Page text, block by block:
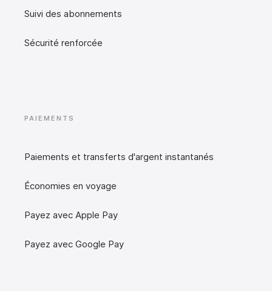
Suivi des abonnements
Sécurité renforcée
PAIEMENTS
Paiements et transferts d'argent instantanés
Économies en voyage
Payez avec Apple Pay
Payez avec Google Pay